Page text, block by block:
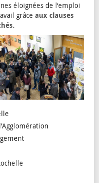
éloignées de l’emploi
grâce aux clauses